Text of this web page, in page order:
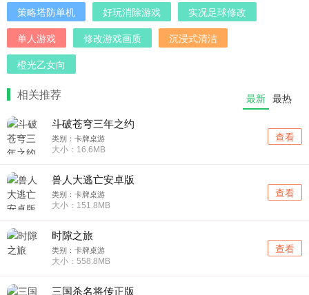
策略塔防单机
好玩消除游戏
实况足球修改
单人游戏
修改游戏画质
沉浸式清洁
橙光乙女向
相关推荐 最新 最热
斗破苍穹三年之约
类别：卡牌桌游
大小：16.6MB
查看
兽人大逃亡安卓版
类别：卡牌桌游
大小：151.8MB
查看
时隙之旅
类别：卡牌桌游
大小：558.8MB
查看
三国杀名将传正版